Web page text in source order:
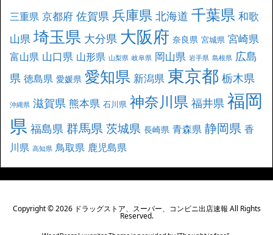
三重県 京都府 佐賀県 兵庫県 北海道 千葉県 和歌
山県 埼玉県 大分県 大阪府 奈良県 宮城県 宮崎県
富山県 山口県 山形県 山梨県 岐阜県 岡山県 岩手県 島根県 広島
県 徳島県 愛媛県 愛知県 新潟県 東京都 栃木県
沖縄県 滋賀県 熊本県 石川県 神奈川県 福井県 福岡
県 福島県 群馬県茨城県 長崎県 青森県 静岡県 香
川県 高知県 鳥取県 鹿児島県
Copyright ©2026 ドラッグストア、スーパー、コンビニ出店速報 All Rights
Reserved.